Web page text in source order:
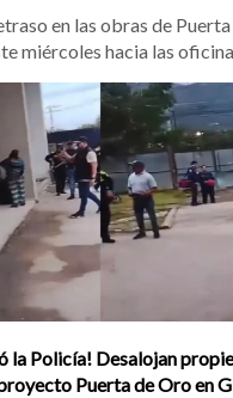
en las obras de
miércoles hacia las
en Sotomayor.
de las autoridades y
reajustar los precios
canceladas.
la Policía! Desalojan
Puerta de Oro en